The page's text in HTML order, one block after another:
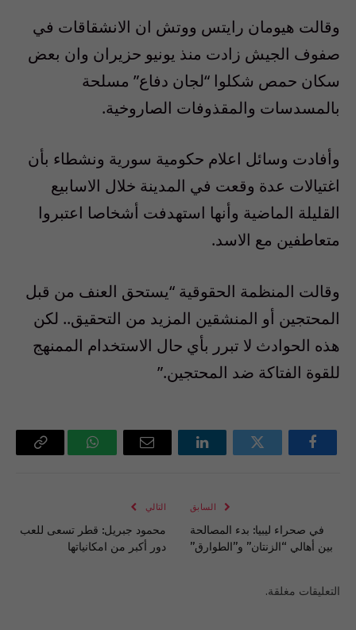
وقالت هيومان رايتس ووتش ان الانشقاقات في
صفوف الجيش زادت منذ يونيو حزيران وان بعض
سكان حمص شكلوا “لجان دفاع” مسلحة
بالمسدسات والمقذوفات الصاروخية.
وأفادت وسائل اعلام حكومية سورية ونشطاء بأن
اغتيالات عدة وقعت في المدينة خلال الاسابيع
القليلة الماضية وأنها استهدفت أشخاصا اعتبروا
متعاطفين مع الاسد.
وقالت المنظمة الحقوقية “يستحق العنف من قبل
المحتجين أو المنشقين المزيد من التحقيق.. لكن
هذه الحوادث لا تبرر بأي حال الاستخدام الممنهج
للقوة الفتاكة ضد المحتجين.”
فيسبوك تويتر لينكدإن
البريد
واتساب Copy
السابق
في صحراء ليبيا: بدء المصالحة
بين أهالي “الزنتان” و”الطوارق”
التالي
محمود جبريل: قطر تسعى للعب
دور أكبر من امكانياتها
التعليقات مغلقة.